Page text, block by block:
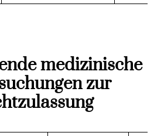
medizinische
zur